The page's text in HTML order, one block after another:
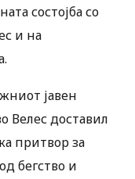
состојба со
и на
јавен
Велес доставил
притвор за
бегство и